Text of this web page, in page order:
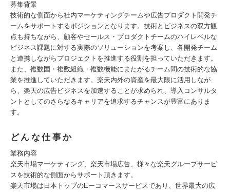
募集背景
技術的な側面から社内マーケティングチームや広告プロダクト開発チ
ームをサポートするポジションとなります。技術とビジネスの双方観
点も持ちながら、顧客やセールス・プロダクトチームのハイレベルな
ビジネス課題に対する実際のソリューションを考案し、各開発チーム
と連携しながらプロジェクトを推進する役割を担っていただきます。
また、複数国・複数組織・複数機能にまたがるチーム間の技術的な協
業を推進していただきます。楽天内外の資産を最大限に活用しなが
ら、楽天の広告ビジネスを加速することが求められ、導入コンサルタ
ントとしてのさらなるキャリアを追求するチャンスが豊富にありま
す。
どんな仕事か
業務内容
楽天市場マーケティング、楽天市場広告、様々な楽天グループサービ
スを技術的な側面からサポート頂きます。
楽天市場は日本トップのEーコマースサービスであり、世界最大の広